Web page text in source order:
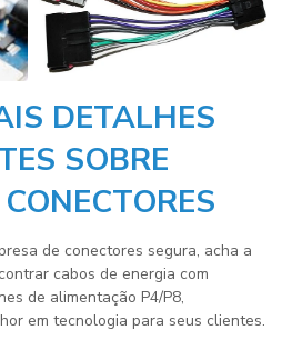
DETALHES
SOBRE
de conectores segura, acha a
cabos de energia com
de alimentação P4/P8,
em tecnologia para seus clientes.